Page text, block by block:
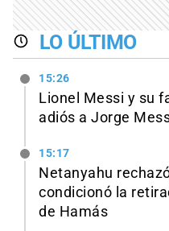
LO ÚLTIMO
15:26
Lionel Messi y su
adiós a Jorge
15:17
Netanyahu
condicionó la
de Hamás